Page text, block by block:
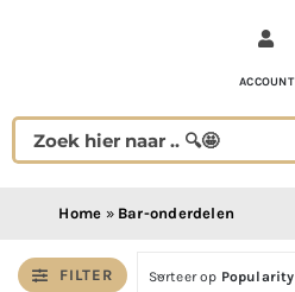
ACCOUNT
Home » Bar-onderdelen
FILTER Sorteer op Popularity